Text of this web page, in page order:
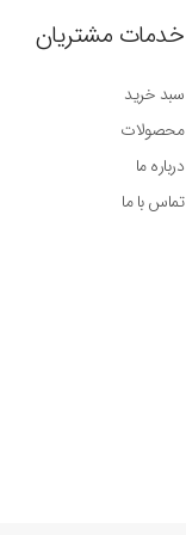
خدمات مشتریان
سبد خرید
محصولات
درباره ما
تماس با ما